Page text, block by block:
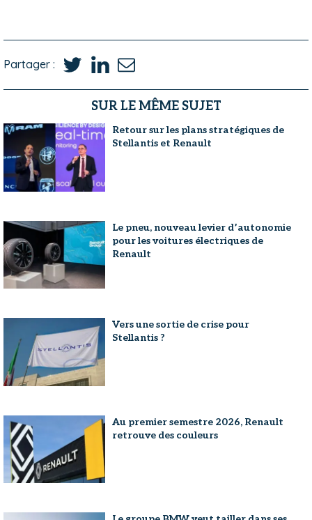
Partager :
SUR LE MÊME SUJET
Retour sur les plans stratégiques de
Stellantis et Renault
Le pneu, nouveau levier d’autonomie
pour les voitures électriques de
Renault
Vers une sortie de crise pour
Stellantis ?
Au premier semestre 2026, Renault
retrouve des couleurs